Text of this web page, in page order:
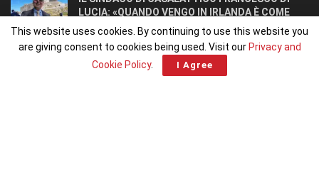
LUCIA: «QUANDO VENGO IN IRLANDA È COME
TORNARE A CASA».
JULY 27, 2026
This website uses cookies. By continuing to use this website you
are giving consent to cookies being used. Visit our Privacy and
Cookie Policy. I Agree